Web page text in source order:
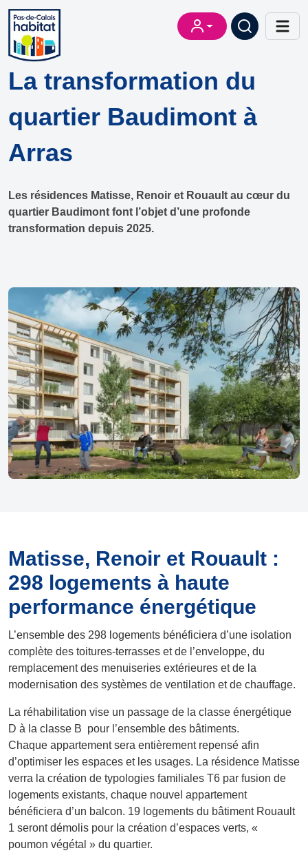
La transformation du
quartier Baudimont à
Arras
Les résidences Matisse, Renoir et Rouault au cœur du
quartier Baudimont font l’objet d’une profonde
transformation depuis 2025.
Matisse, Renoir et Rouault :
298 logements à haute
performance énergétique
L’ensemble des 298 logements bénéficiera d’une isolation
complète des toitures-terrasses et de l’enveloppe, du
remplacement des menuiseries extérieures et de la
modernisation des systèmes de ventilation et de chauffage.​​
La réhabilitation vise un passage de la classe énergétique
D à la classe B pour l’ensemble des bâtiments.
Chaque appartement sera entièrement repensé afin
d’optimiser les espaces et les usages. La résidence Matisse
verra la création de typologies familiales T6 par fusion de
logements existants, chaque nouvel appartement
bénéficiera d’un balcon. 19 logements du bâtiment Rouault
1 seront démolis pour la création d’espaces verts, «
poumon végétal » du quartier.​​